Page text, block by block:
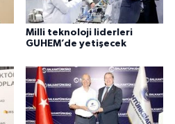
Milli teknoloji liderleri
GUHEM’de yetişecek